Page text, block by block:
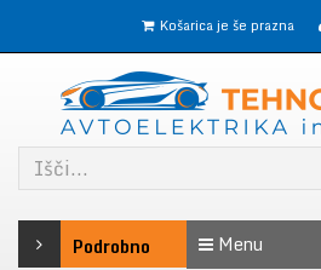
Košarica je še prazna
Podrobno Menu